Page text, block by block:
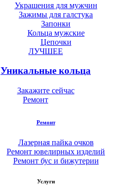
Украшения для мужчин
Зажимы для галстука
Запонки
Кольца мужские
Цепочки
ЛУЧШЕЕ
Уникальные кольца
Закажите сейчас
Ремонт
Ремонт
Лазерная пайка очков
Ремонт ювелирных изделий
Ремонт бус и бижутерии
Услуги